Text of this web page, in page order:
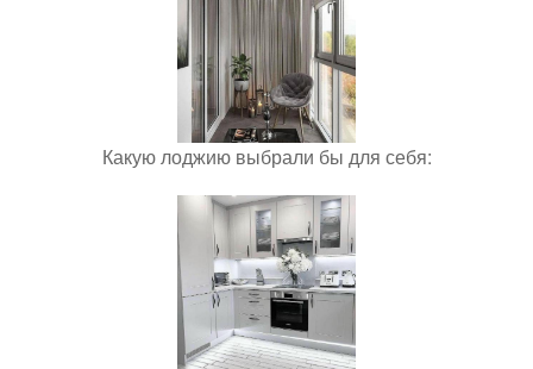
Какую лоджию выбрали бы для себя: